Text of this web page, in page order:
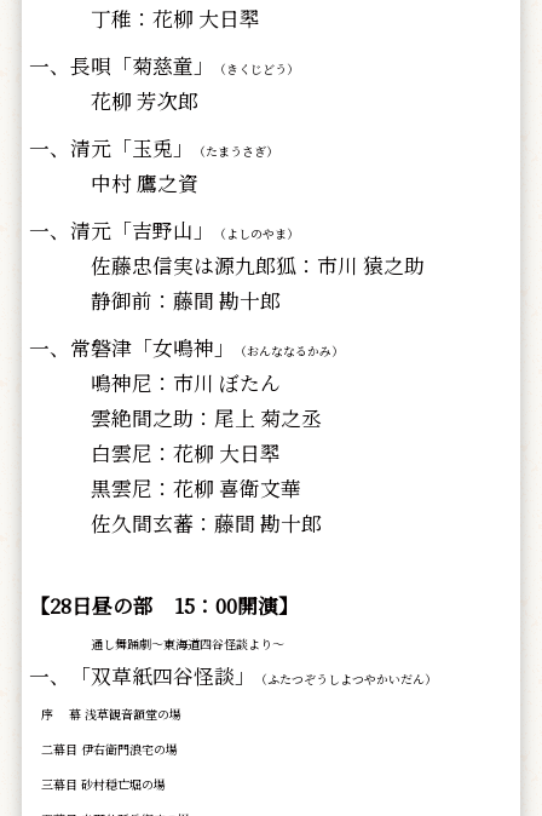
丁稚：花柳 大日翆
一、長唄「菊慈童」
（きくじどう）
花柳 芳次郎
一、清元「玉兎」
（たまうさぎ）
中村 鷹之資
一、清元「吉野山」
（よしのやま）
佐藤忠信実は源九郎狐：市川 猿之助
静御前：藤間 勘十郎
一、常磐津「女鳴神」
（おんななるかみ）
鳴神尼：市川 ぼたん
雲絶間之助：尾上 菊之丞
白雲尼：花柳 大日翆
黒雲尼：花柳 喜衛文華
佐久間玄蕃：藤間 勘十郎
【28日昼の部 15：00開演】
通し舞踊劇～東海道四谷怪談より～
一、「双草紙四谷怪談」
（ふたつぞうしよつやかいだん）
序 幕 浅草観音額堂の場
二幕目 伊右衛門浪宅の場
三幕目 砂村穏亡堀の場